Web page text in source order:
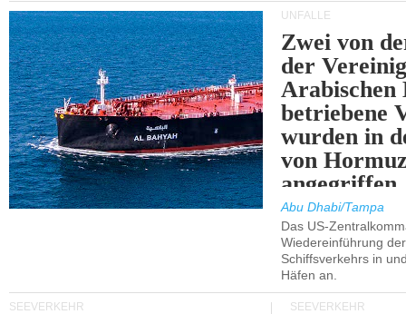
UNFÄLLE
Zwei von
der
Arabischen
betriebene
wurden in
von
angegriffen.
Abu Dhabi/Tampa
Das US-
Wiedereinführung
Schiffsverkehrs in
Häfen an.
SEEVERKEHR SEEVERKEHR